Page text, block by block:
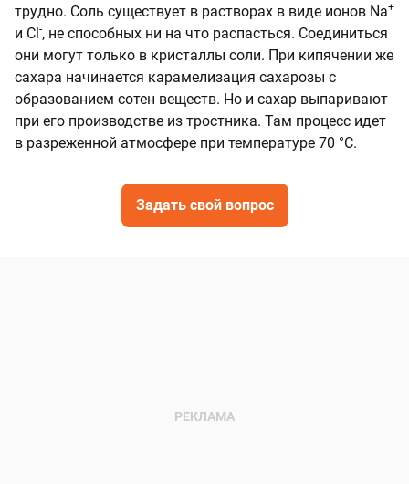
трудно. Соль существует в растворах в виде ионов Na+
и Cl -, не способных ни на что распасться. Соединиться
они могут только в кристаллы соли. При кипячении же
сахара начинается карамелизация сахарозы с
образованием сотен веществ. Но и сахар выпаривают
при его производстве из тростника. Там процесс идет
в разреженной атмосфере при температуре 70 °С.
Задать свой вопрос